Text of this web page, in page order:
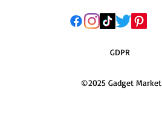
GDPR
©2025 Gadget Market